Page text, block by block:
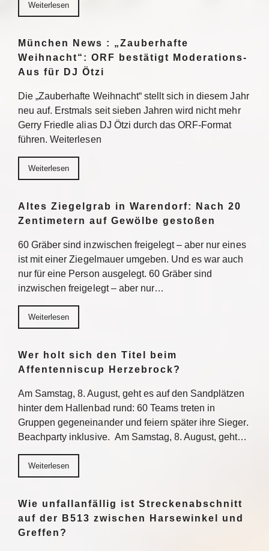
Weiterlesen
München News : „Zauberhafte
Weihnacht“: ORF bestätigt Moderations-
Aus für DJ Ötzi
Die „Zauberhafte Weihnacht“ stellt sich in diesem Jahr
neu auf. Erstmals seit sieben Jahren wird nicht mehr
Gerry Friedle alias DJ Ötzi durch das ORF-Format
führen. Weiterlesen
Weiterlesen
Altes Ziegelgrab in Warendorf: Nach 20
Zentimetern auf Gewölbe gestoßen
60 Gräber sind inzwischen freigelegt – aber nur eines
ist mit einer Ziegelmauer umgeben. Und es war auch
nur für eine Person ausgelegt. 60 Gräber sind
inzwischen freigelegt – aber nur…
Weiterlesen
Wer holt sich den Titel beim
Affentenniscup Herzebrock?
Am Samstag, 8. August, geht es auf den Sandplätzen
hinter dem Hallenbad rund: 60 Teams treten in
Gruppen gegeneinander und feiern später ihre Sieger.
Beachparty inklusive. Am Samstag, 8. August, geht…
Weiterlesen
Wie unfallanfällig ist Streckenabschnitt
auf der B513 zwischen Harsewinkel und
Greffen?